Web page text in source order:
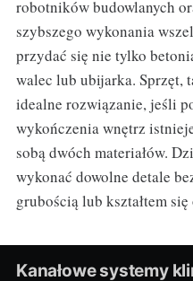
robotników budowlanych
szybszego wykonania
przydać się nie tylko
walec lub ubijarka. Sprzęt,
idealne rozwiązanie, jeśli
wykończenia wnętrz
sobą dwóch materiałów.
wykonać dowolne detale
grubością lub kształtem
Kanałowe systemy